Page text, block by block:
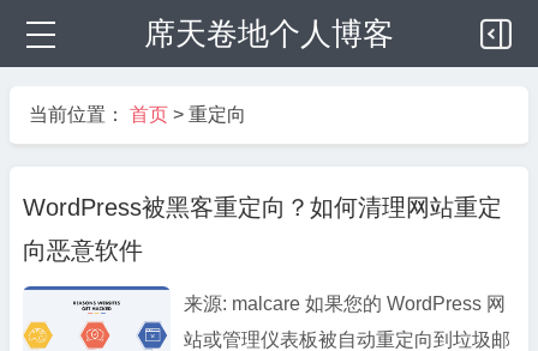
席天卷地个人博客
当前位置： 首页 > 重定向
WordPress被黑客重定向？如何清理网站重定
向恶意软件
来源: malcare 如果您的 WordPress 网
站或管理仪表板被自动重定向到垃圾邮